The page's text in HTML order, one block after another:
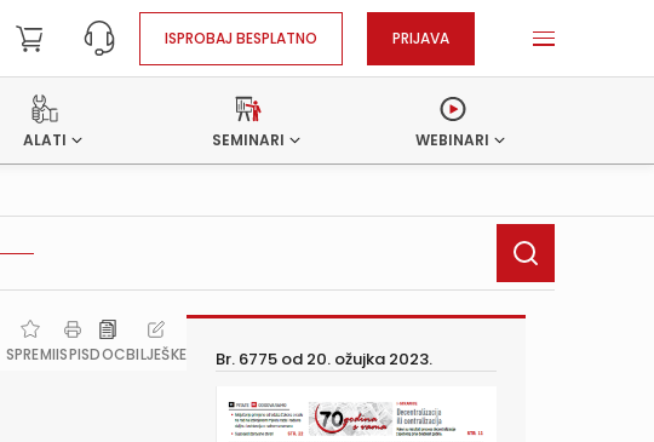
ISPROBAJ BESPLATNO PRIJAVA
ALATI SEMINARI WEBINARI
SPREMIISPISDOCBILJEŠKE Br. 6775 od 20. ožujka 2023.